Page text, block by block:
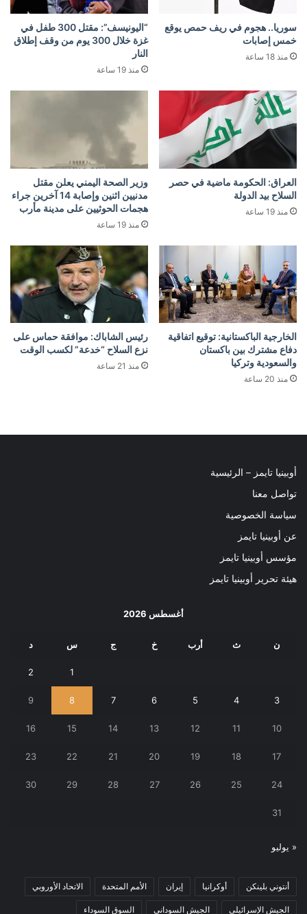
سوريا.. هجوم في ريف حمص يوقع
خمس إصابات
منذ 18 ساعة
“اليونيسف”: مقتل 300 طفل في
غزة خلال 300 يوم من وقف إطلاق
النار
منذ 19 ساعة
العراق: الحكومة ماضية في حصر
السلاح بيد الدولة
منذ 19 ساعة
وزير الصحة اليمني يعلن مقتل
مدنيين اثنين وإصابة 14 آخرين جراء
هجمات الحوثيين على مدينة مأرب
منذ 19 ساعة
الخارجية الباكستانية: توقيع اتفاقية
دفاع مشترك بين باكستان
والسعودية وتركيا
منذ 20 ساعة
رئيس الشاباك: موافقة حماس على
نزع السلاح “خدعة” لكسب الوقت
منذ 21 ساعة
أوبينيا تايمز – الرئيسية
تواصل معنا
سياسة الخصوصية
عن أوبينيا تايمز
مؤسس أوبينيا تايمز
هيئة تحرير أوبينيا تايمز
أغسطس 2026
ن ث أرب خ ج س د
1
2
3
4
5
6
7
8
9
10
11
12
13
14
15
16
17
18
19
20
21
22
23
24
25
26
27
28
29
30
31
« يوليو
أنتوني بلينكن أوكرانيا إيران الأمم المتحدة الاتحاد الأوروبي
الجيش الإسرائيلي الجيش السوداني السوق السوداء